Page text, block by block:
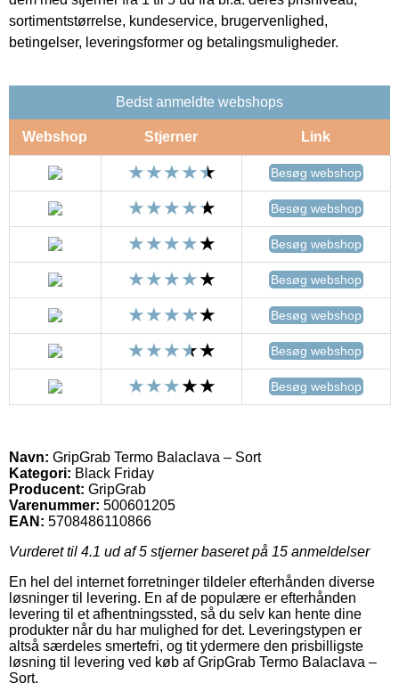
sortimentstørrelse, kundeservice, brugervenlighed,
betingelser, leveringsformer og betalingsmuligheder.
Bedst anmeldte webshops
Webshop Stjerner Link
Besøg webshop
Besøg webshop
Besøg webshop
Besøg webshop
Besøg webshop
Besøg webshop
Besøg webshop
Navn: GripGrab Termo Balaclava – Sort
Kategori: Black Friday
Producent: GripGrab
Varenummer: 500601205
EAN: 5708486110866
Vurderet til 4.1 ud af 5 stjerner baseret på 15 anmeldelser
En hel del internet forretninger tildeler efterhånden diverse
løsninger til levering. En af de populære er efterhånden
levering til et afhentningssted, så du selv kan hente dine
produkter når du har mulighed for det. Leveringstypen er
altså særdeles smertefri, og tit ydermere den prisbilligste
løsning til levering ved køb af GripGrab Termo Balaclava –
Sort.